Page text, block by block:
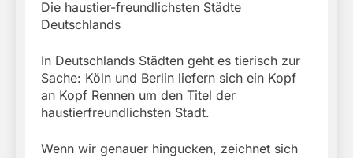
Die haustier-freundlichsten Städte
Deutschlands
In Deutschlands Städten geht es tierisch zur
Sache: Köln und Berlin liefern sich ein Kopf
an Kopf Rennen um den Titel der
haustierfreundlichsten Stadt.
Wenn wir genauer hingucken, zeichnet sich